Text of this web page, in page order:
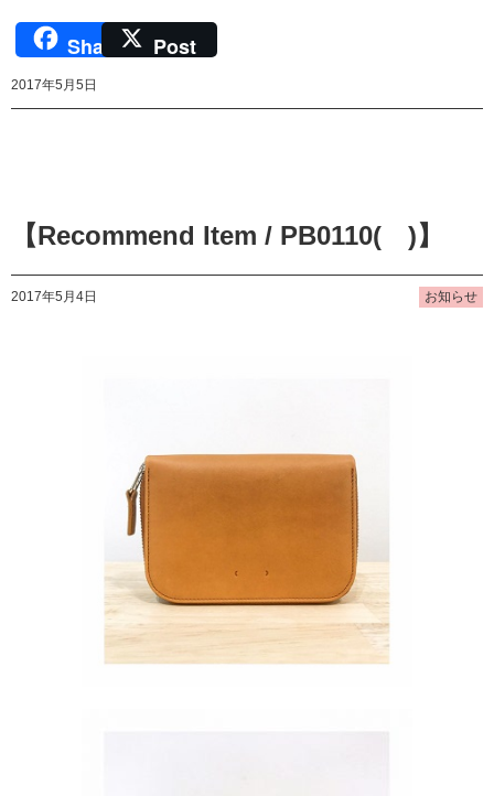
Share Post
2017年5月5日
【Recommend Item / PB0110( )】
2017年5月4日 お知らせ